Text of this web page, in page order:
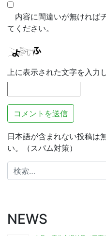
内容に間違いが無ければ
てください。
上に表示された文字を入力
日本語が含まれない投稿は
い。（スパム対策）
検
索:
NEWS